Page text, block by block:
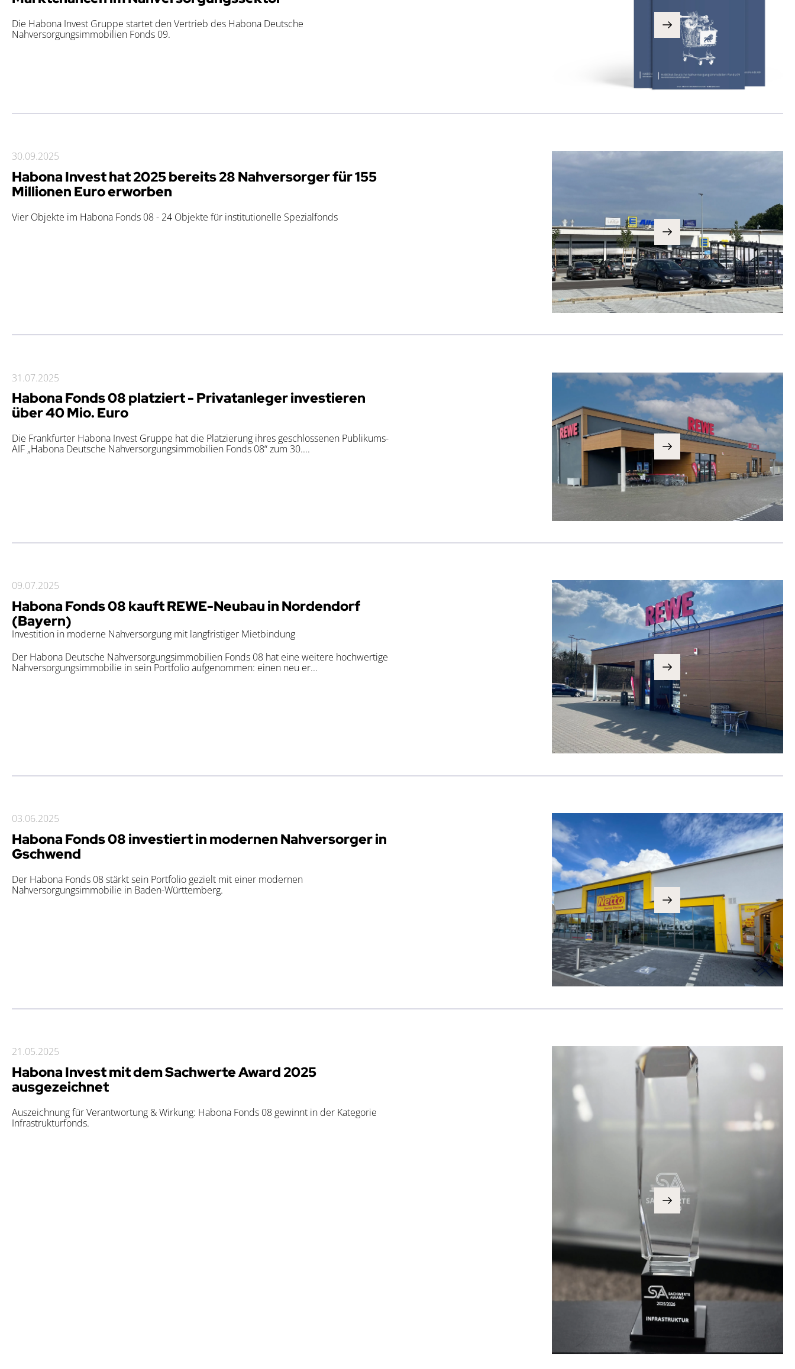
Die Habona Invest Gruppe startet den Vertrieb des Habona Deutsche
Nahversorgungsimmobilien Fonds 09.
30.09.2025
Habona Invest hat 2025 bereits 28 Nahversorger für 155
Millionen Euro erworben
Vier Objekte im Habona Fonds 08 - 24 Objekte für institutionelle Spezialfonds
31.07.2025
Habona Fonds 08 platziert - Privatanleger investieren
über 40 Mio. Euro
Die Frankfurter Habona Invest Gruppe hat die Platzierung ihres geschlossenen Publikums-
AIF „Habona Deutsche Nahversorgungsimmobilien Fonds 08“ zum 30....
09.07.2025
Habona Fonds 08 kauft REWE-Neubau in Nordendorf
(Bayern)
Investition in moderne Nahversorgung mit langfristiger Mietbindung
Der Habona Deutsche Nahversorgungsimmobilien Fonds 08 hat eine weitere hochwertige
Nahversorgungsimmobilie in sein Portfolio aufgenommen: einen neu er...
03.06.2025
Habona Fonds 08 investiert in modernen Nahversorger in
Gschwend
Der Habona Fonds 08 stärkt sein Portfolio gezielt mit einer modernen
Nahversorgungsimmobilie in Baden-Württemberg.
21.05.2025
Habona Invest mit dem Sachwerte Award 2025
ausgezeichnet
Auszeichnung für Verantwortung & Wirkung: Habona Fonds 08 gewinnt in der Kategorie
Infrastrukturfonds.